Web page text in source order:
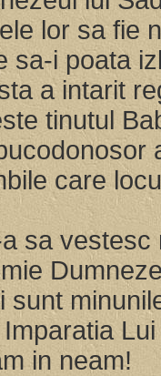
lor sa fie
sa-i poata
a intarit
tinutul
care
sa
sunt
in neam!